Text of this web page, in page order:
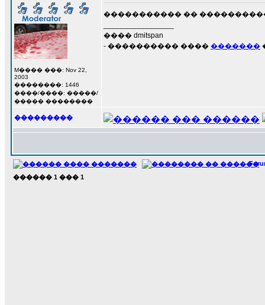
M���� ���: Nov 22,
2003
��������: 1446
����/����: �����/
����� ��������
����������� ��
���� dmitspan
- ���������� ���� �������
���������
������ 1 ��� 1